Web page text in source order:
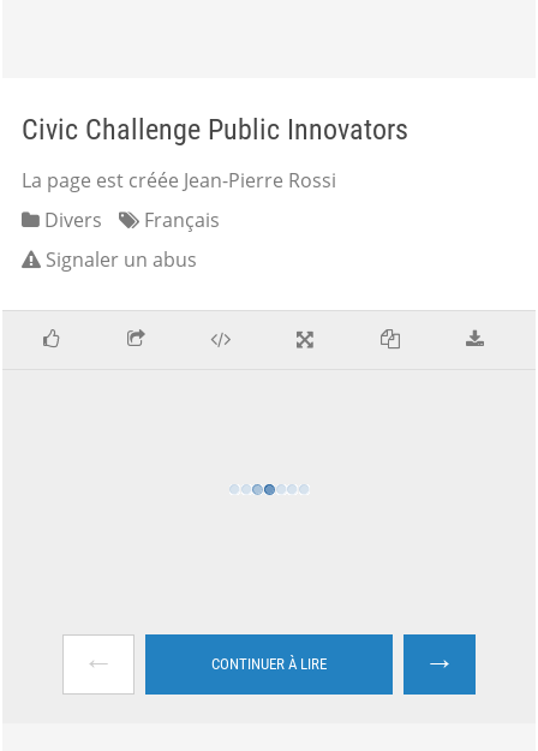
Civic Challenge Public Innovators
La page est créée Jean-Pierre Rossi
Divers
Français
Signaler un abus
← CONTINUER À LIRE →